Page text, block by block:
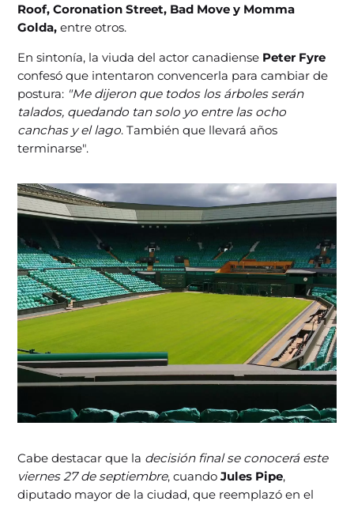
Roof, Coronation Street, Bad Move y Momma
Golda, entre otros.
En sintonía, la viuda del actor canadiense Peter Fyre
confesó que intentaron convencerla para cambiar de
postura: "Me dijeron que todos los árboles serán
talados, quedando tan solo yo entre las ocho
canchas y el lago. También que llevará años
terminarse".
Cabe destacar que la decisión final se conocerá este
viernes 27 de septiembre, cuandoJules Pipe,
diputado mayor de la ciudad, que reemplazó en el